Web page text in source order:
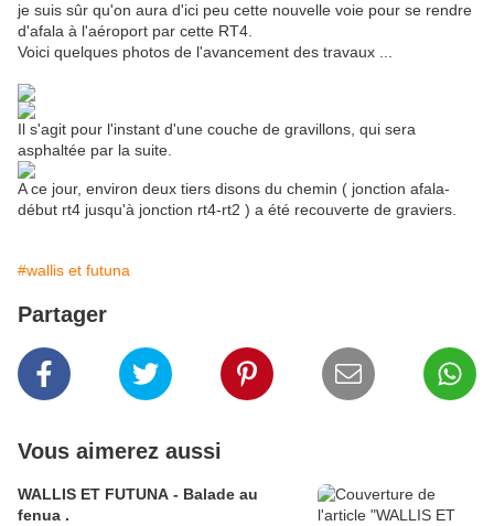
je suis sûr qu'on aura d'ici peu cette nouvelle voie pour se rendre
d'afala à l'aéroport par cette RT4.
Voici quelques photos de l'avancement des travaux ...
Il s'agit pour l'instant d'une couche de gravillons, qui sera
asphaltée par la suite.
A ce jour, environ deux tiers disons du chemin ( jonction afala-
début rt4 jusqu'à jonction rt4-rt2 ) a été recouverte de graviers.
#wallis et futuna
Partager
Vous aimerez aussi
WALLIS ET FUTUNA - Balade au
fenua .